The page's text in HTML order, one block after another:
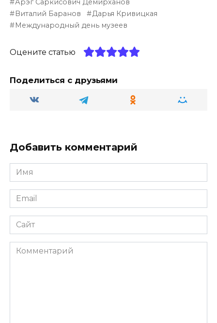
g
ra
o
kl
ss
ni
ts
A
p
p
р
а
в
и
ь
Арэг Саркисович Демирханов
Виталий Баранов
Дарья Кривицкая
Международный день музеев
Оцените статью
Поделиться с друзьями
Добавить комментарий
Имя
Email
Сайт
Комментарий